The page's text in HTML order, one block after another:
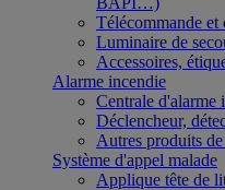
Télécommande et
Luminaire de
Accessoires,
Alarme incendie
Centrale d'alarme
Déclencheur,
Autres produits
Système d'appel malade
Applique tête de